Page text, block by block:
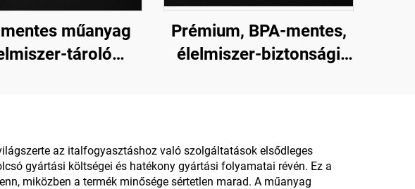
műanyag
tároló
Prémium, BPA-mentes,
élelmiszer-biztonsági
fogyasztási célra és
élelmiszer-tárolásra
az italfogyasztáshoz való szolgáltatások elsődleges
gyártási költségei és hatékony gyártási folyamatai révén. Ez a
miközben a termék minősége sértetlen marad. A műanyag